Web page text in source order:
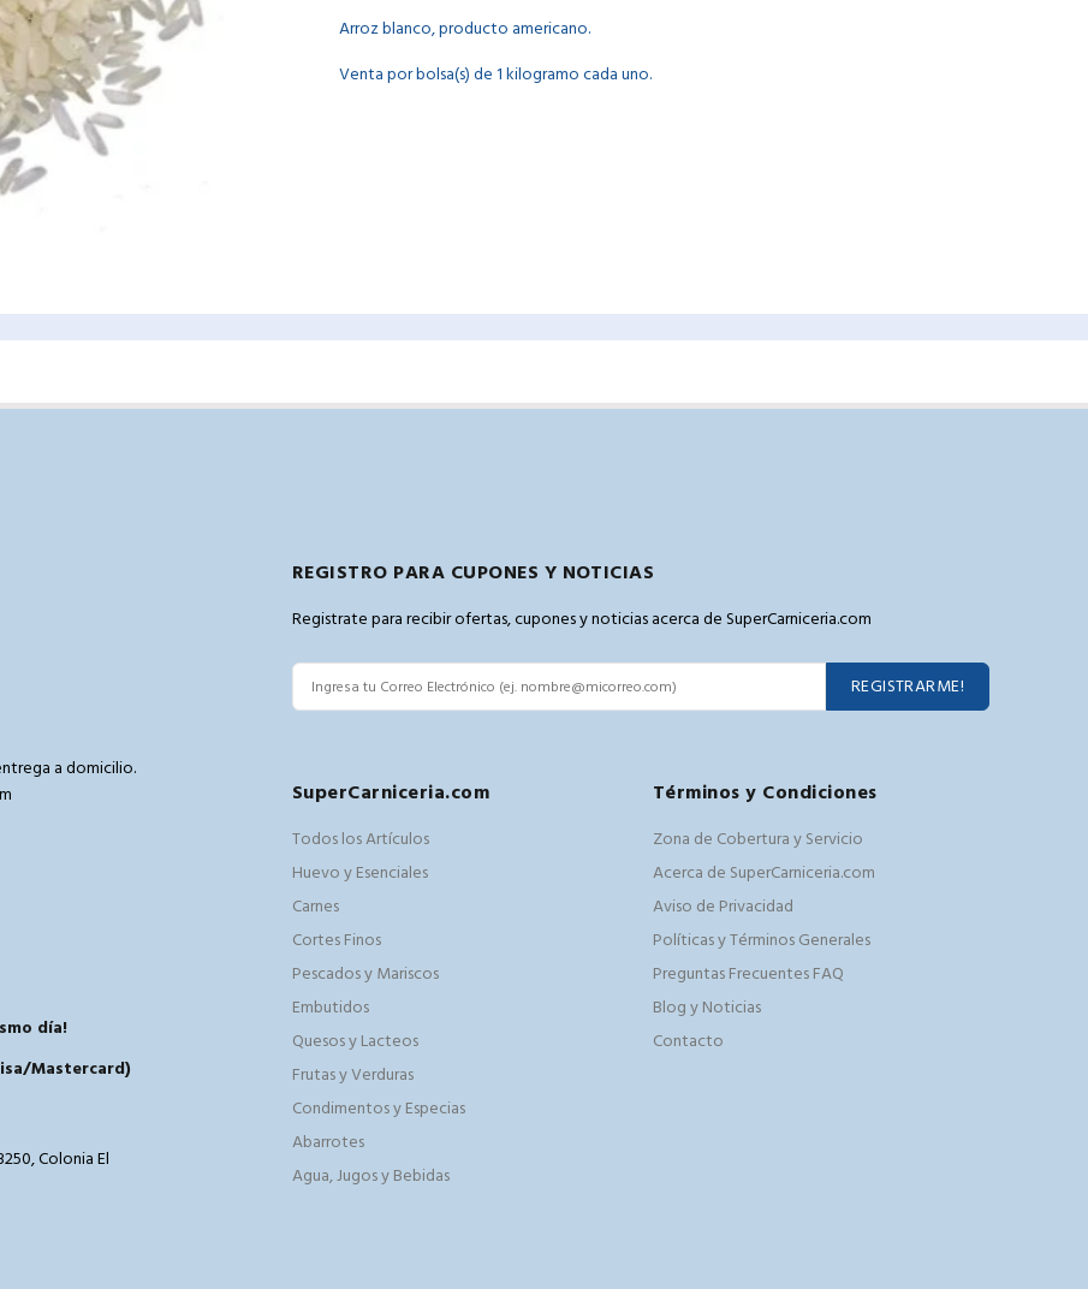
Arroz blanco, producto americano.
Venta por bolsa(s) de 1 kilogramo cada uno.
a domicilio.
día!
Mastercard)
Colonia El
REGISTRO PARA CUPONES Y NOTICIAS
Registrate para recibir ofertas, cupones y noticias acerca de SuperCarniceria.com
REGISTRARME!
SuperCarniceria.com
Todos los Artículos
Huevo y Esenciales
Carnes
Cortes Finos
Pescados y Mariscos
Embutidos
Quesos y Lacteos
Frutas y Verduras
Condimentos y Especias
Abarrotes
Agua, Jugos y Bebidas
Términos y Condiciones
Zona de Cobertura y Servicio
Acerca de SuperCarniceria.com
Aviso de Privacidad
Políticas y Términos Generales
Preguntas Frecuentes FAQ
Blog y Noticias
Contacto